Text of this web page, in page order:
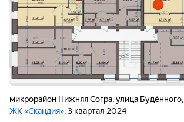
микрорайон Нижняя Согра,улица Будённого,
ЖК «Скандия», 3 квартал 2024